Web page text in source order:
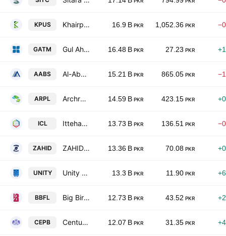
KPUS Khairpur Sugar Mills Ltd. 16.9 B PKR 1,052.36 PKR
GATM Gul Ahmed Textile Mills Limited 16.48 B PKR 27.23 PKR
AABS Al-Abbas Sugar Mills Ltd. 15.21 B PKR 865.05 PKR
ARPL Archroma Pakistan Limited 14.59 B PKR 423.15 PKR
ICL Ittehad Chemicals Limited 13.73 B PKR 136.51 PKR
ZAHID ZAHIDJEE Textile Mills Limited 13.36 B PKR 70.08 PKR
UNITY Unity Foods Ltd 13.3 B PKR 11.90 PKR
BBFL Big Bird Foods Limited 12.73 B PKR 43.52 PKR
CEPB Century Paper & Board Mills Limited 12.07 B PKR 31.35 PKR